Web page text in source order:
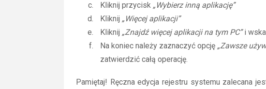
Kliknij przycisk „Wybierz inną aplikację”
Kliknij „Więcej aplikacji”
Kliknij „Znajdź więcej aplikacji na tym PC”i
Na koniec należy zaznaczyć opcję „Zawsze
zatwierdzić całą operację.
Pamiętaj! Ręczna edycja rejestru systemu zalecana